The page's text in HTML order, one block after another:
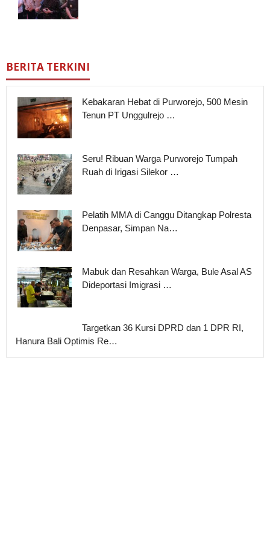
BERITA TERKINI
Kebakaran Hebat di Purworejo, 500 Mesin
Tenun PT Unggulrejo …
Seru! Ribuan Warga Purworejo Tumpah
Ruah di Irigasi Silekor …
Pelatih MMA di Canggu Ditangkap Polresta
Denpasar, Simpan Na…
Mabuk dan Resahkan Warga, Bule Asal AS
Dideportasi Imigrasi …
Targetkan 36 Kursi DPRD dan 1 DPR RI,
Hanura Bali Optimis Re…